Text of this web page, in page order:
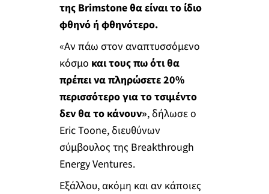
της Brimstone θα είναι το ίδιο
φθηνό ή φθηνότερο.
«Αν πάω στον αναπτυσσόμενο
κόσμο και τους πω ότι θα
πρέπει να πληρώσετε 20%
περισσότερο για το τσιμέντο
δεν θα το κάνουν», δήλωσε ο
Eric Toone, διευθύνων
σύμβουλος της Breakthrough
Energy Ventures.
Εξάλλου, ακόμη και αν κάποιες